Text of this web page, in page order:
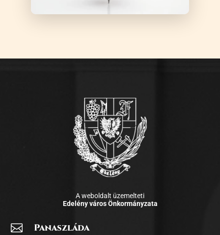
A weboldalt üzemelteti
Edelény város Önkormányzata
 Panaszláda